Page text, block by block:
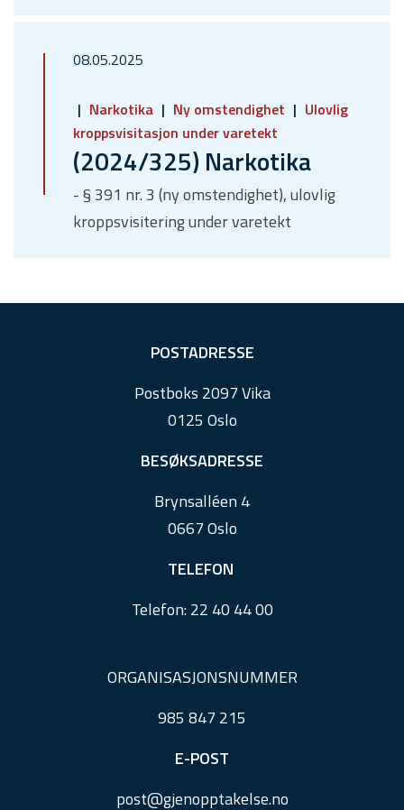
08.05.2025
Narkotika Ny omstendighet
Ulovlig
kroppsvisitasjon under varetekt
(2024/325) Narkotika
- § 391 nr. 3 (ny omstendighet), ulovlig
kroppsvisitering under varetekt
POSTADRESSE
Postboks 2097 Vika
0125 Oslo
BESØKSADRESSE
Brynsalléen 4
0667 Oslo
TELEFON
Telefon:22 40 44 00
ORGANISASJONSNUMMER
985 847 215
E-POST
post@gjenopptakelse.no